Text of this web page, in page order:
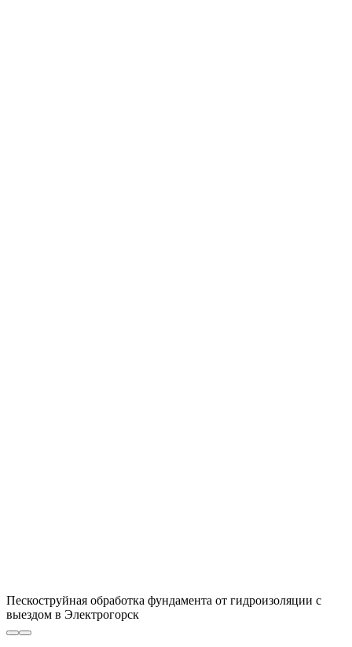
Пескоструйная обработка фундамента от гидроизоляции с
выездом в Электрогорск